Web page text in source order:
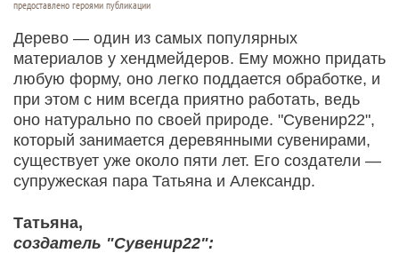
предоставлено героями публикации
Дерево — один из самых популярных
материалов у хендмейдеров. Ему можно придать
любую форму, оно легко поддается обработке, и
при этом с ним всегда приятно работать, ведь
оно натурально по своей природе. "Сувенир22",
который занимается деревянными сувенирами,
существует уже около пяти лет. Его создатели —
супружеская пара Татьяна и Александр.
Татьяна,
создатель "Сувенир22":